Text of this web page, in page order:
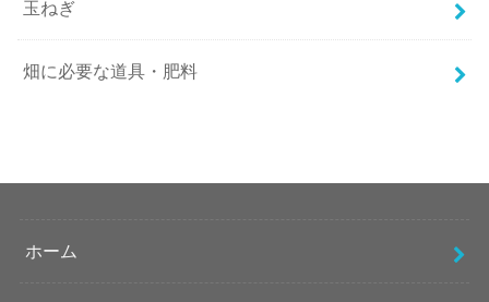
玉ねぎ
畑に必要な道具・肥料
ホーム